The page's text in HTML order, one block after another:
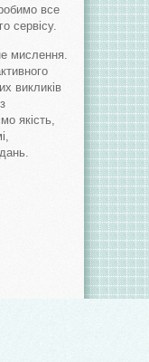
все
сервісу.
мислення.
викликів
якість,